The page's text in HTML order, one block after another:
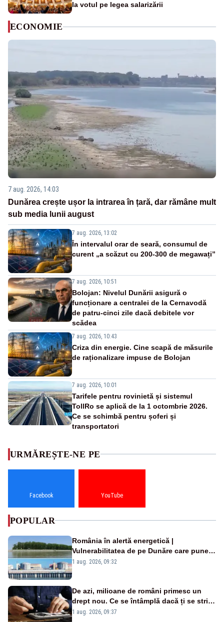
la votul pe legea salarizării
ECONOMIE
7 aug. 2026, 14:03
Dunărea crește ușor la intrarea în țară, dar rămâne mult
sub media lunii august
7 aug. 2026, 13:02
În intervalul orar de seară, consumul de
curent „a scăzut cu 200-300 de megawați”
7 aug. 2026, 10:51
Bolojan: Nivelul Dunării asigură o
funcționare a centralei de la Cernavodă
de patru-cinci zile dacă debitele vor
scădea
7 aug. 2026, 10:43
Criza din energie. Cine scapă de măsurile
de raționalizare impuse de Bolojan
7 aug. 2026, 10:01
Tarifele pentru rovinietă și sistemul
TollRo se aplică de la 1 octombrie 2026.
Ce se schimbă pentru șoferi și
transportatori
URMĂREȘTE-NE PE
Facebook YouTube
POPULAR
România în alertă energetică |
Vulnerabilitatea de pe Dunăre care pune
în pericol Centrala Cernavodă era
1 aug. 2026, 09:32
De azi, milioane de români primesc un
drept nou. Ce se întâmplă dacă ți se strică
un produs
1 aug. 2026, 09:37